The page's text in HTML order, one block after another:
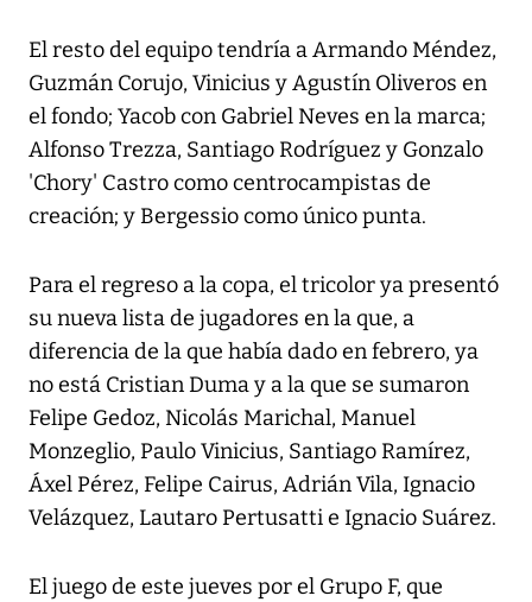
El resto del equipo tendría a Armando Méndez,
Guzmán Corujo, Vinicius y Agustín Oliveros en
el fondo; Yacob con Gabriel Neves en la marca;
Alfonso Trezza, Santiago Rodríguez y Gonzalo
'Chory' Castro como centrocampistas de
creación; y Bergessio como único punta.
Para el regreso a la copa, el tricolor ya presentó
su nueva lista de jugadores en la que, a
diferencia de la que había dado en febrero, ya
no está Cristian Duma y a la que se sumaron
Felipe Gedoz, Nicolás Marichal, Manuel
Monzeglio, Paulo Vinicius, Santiago Ramírez,
Áxel Pérez, Felipe Cairus, Adrián Vila, Ignacio
Velázquez, Lautaro Pertusatti e Ignacio Suárez.
El juego de este jueves por el Grupo F, que